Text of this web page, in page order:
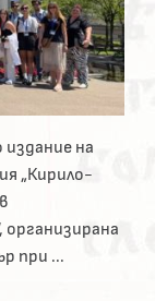
на
„Кирило-
организирана
при ...